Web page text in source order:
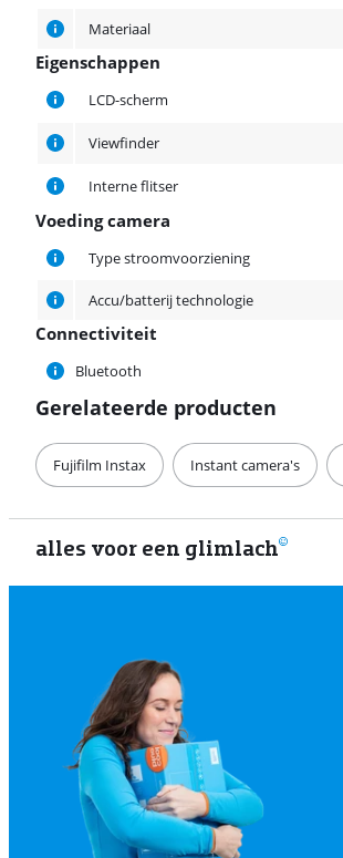
Materiaal
Eigenschappen
Eigenschappen
LCD-scherm
Viewfinder
Interne flitser
Voeding camera
Voeding camera
Type stroomvoorziening
Accu/batterij technologie
Connectiviteit
Connectiviteit
Bluetooth
Gerelateerde producten
Fujifilm Instax Instant camera's
alles voor een glimlach